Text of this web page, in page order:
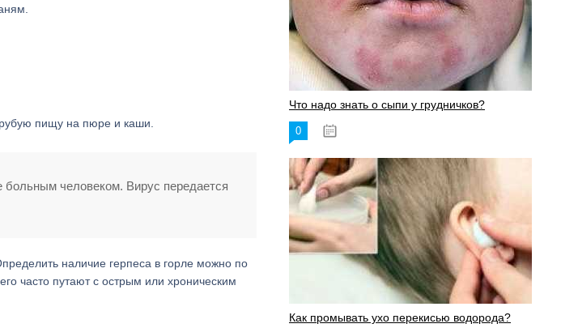
пищу на пюре и каши.
больным человеком. Вирус передается
наличие герпеса в горле можно по
часто путают с острым или хроническим
Что надо знать о сыпи у грудничков?
0
Как промывать ухо перекисью водорода?